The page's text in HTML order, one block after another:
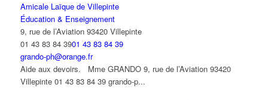
Amicale Laïque de Villepinte
Éducation & Enseignement
9, rue de l’Aviation 93420 Villepinte
01 43 83 84 3901 43 83 84 39
grando-ph@orange.fr
Aide aux devoirs. Mme GRANDO 9, rue de l’Aviation 93420
Villepinte 01 43 83 84 39 grando-p...